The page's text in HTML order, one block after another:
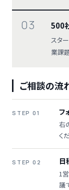
03 500
スタ
業課
ご相談の流
STEP 01 フ
右
く
STEP 02 日
1
議